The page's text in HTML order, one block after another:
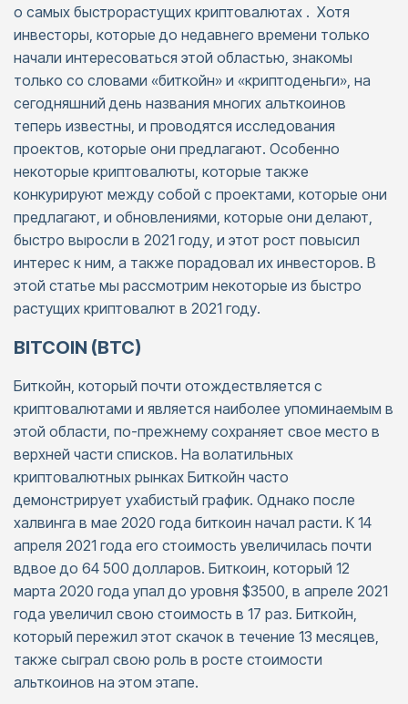
о самых быстрорастущих криптовалютах . Хотя
инвесторы, которые до недавнего времени только
начали интересоваться этой областью, знакомы
только со словами «биткойн» и «криптоденьги», на
сегодняшний день названия многих альткоинов
теперь известны, и проводятся исследования
проектов, которые они предлагают. Особенно
некоторые криптовалюты, которые также
конкурируют между собой с проектами, которые они
предлагают, и обновлениями, которые они делают,
быстро выросли в 2021 году, и этот рост повысил
интерес к ним, а также порадовал их инвесторов. В
этой статье мы рассмотрим некоторые из быстро
растущих криптовалют в 2021 году.
BITCOIN (BTC)
Биткойн, который почти отождествляется с
криптовалютами и является наиболее упоминаемым в
этой области, по-прежнему сохраняет свое место в
верхней части списков. На волатильных
криптовалютных рынках Биткойн часто
демонстрирует ухабистый график. Однако после
халвинга в мае 2020 года биткоин начал расти. К 14
апреля 2021 года его стоимость увеличилась почти
вдвое до 64 500 долларов. Биткоин, который 12
марта 2020 года упал до уровня $3500, в апреле 2021
года увеличил свою стоимость в 17 раз. Биткойн,
который пережил этот скачок в течение 13 месяцев,
также сыграл свою роль в росте стоимости
альткоинов на этом этапе.